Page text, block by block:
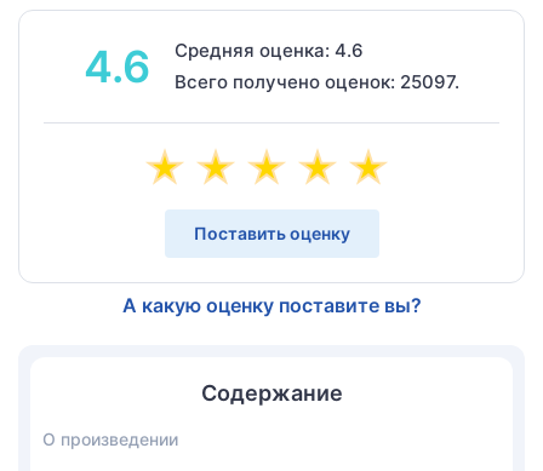
4.6
Средняя оценка: 4.6
Всего получено оценок: 25097.
Поставить оценку
А какую оценку поставите вы?
Содержание
О произведении